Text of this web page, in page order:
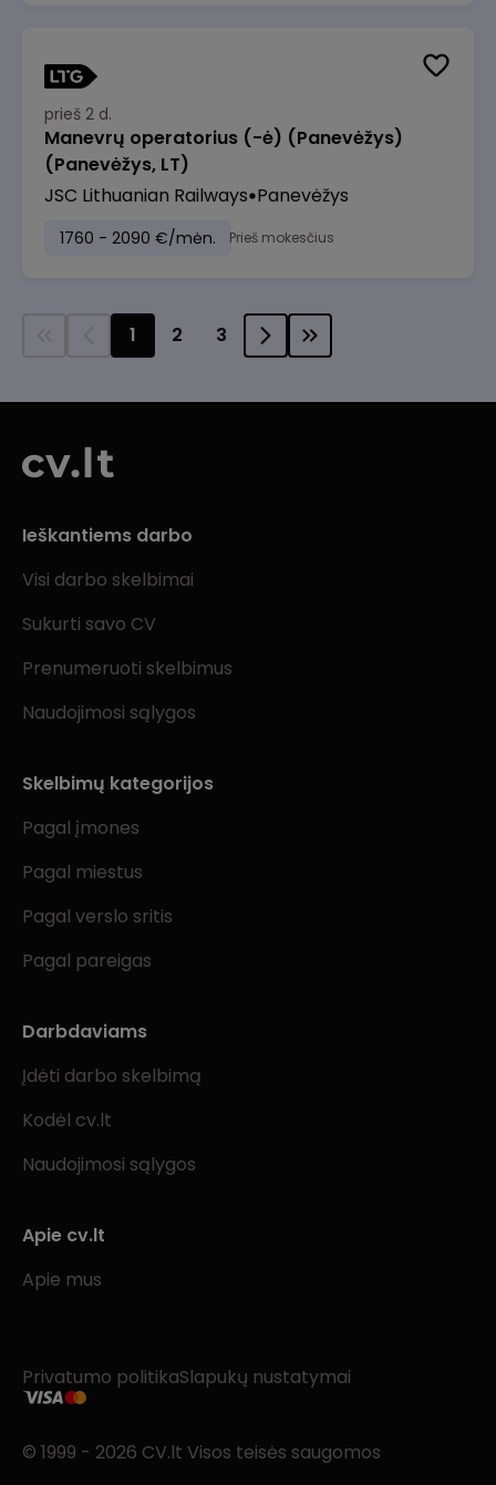
prieš 2 d.
Manevrų operatorius (-ė) (Panevėžys)
(Panevėžys, LT)
JSC Lithuanian Railways Panevėžys
1760 - 2090 €/mėn. Prieš mokesčius
1 2 3
Ieškantiems darbo
Visi darbo skelbimai
Sukurti savo CV
Prenumeruoti skelbimus
Naudojimosi sąlygos
Skelbimų kategorijos
Pagal įmones
Pagal miestus
Pagal verslo sritis
Pagal pareigas
Darbdaviams
Įdėti darbo skelbimą
Kodėl cv.lt
Naudojimosi sąlygos
Apie cv.lt
Apie mus
Privatumo politikaSlapukų nustatymai
© 1999 - 2026 CV.lt Visos teisės saugomos